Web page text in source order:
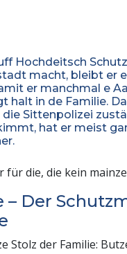
Hochdeitsch
macht, bleibt er
er manchmal e
halt in de Familie.
Sittenpolizei
hat er meist
für die, die kein
– Der
Stolz der Familie: